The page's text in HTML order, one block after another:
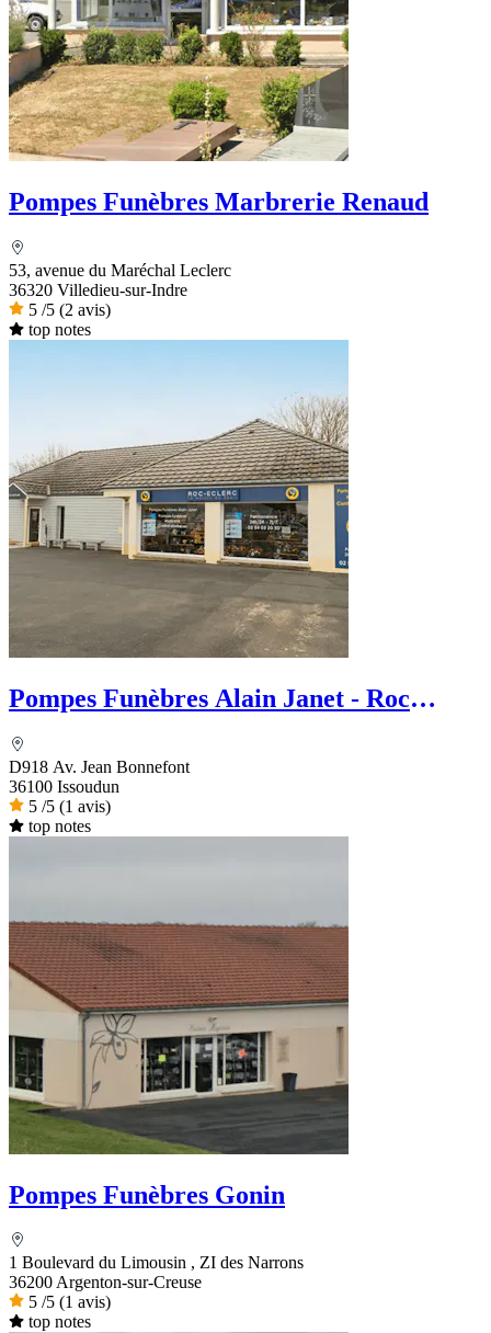
Pompes Funèbres Marbrerie Renaud
53, avenue du Maréchal Leclerc
36320 Villedieu-sur-Indre
5 /5 (2 avis)
top notes
Pompes Funèbres Alain Janet - Roc
D918 Av. Jean Bonnefont
36100 Issoudun
5 /5 (1 avis)
top notes
Pompes Funèbres Gonin
1 Boulevard du Limousin , ZI des Narrons
36200 Argenton-sur-Creuse
5 /5 (1 avis)
top notes